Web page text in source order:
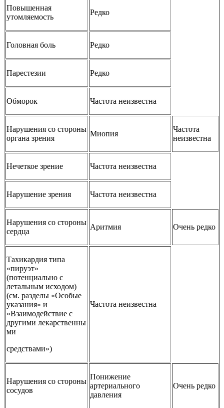
Повышенная
утомляемость
Редко
Головная боль Редко
Парестезии Редко
Обморок Частота неизвестна
Нарушения со стороны
органа зрения
Миопия
Частота
неизвестна
Нечеткое зрение Частота неизвестна
Нарушение зрения Частота неизвестна
Нарушения со стороны
сердца
Аритмия Очень редко
Тахикардия типа
«пируэт»
(потенциально с
летальным исходом)
(см. разделы «Особые
указания» и
«Взаимодействие с
другими лекарственны
ми
средствами»)
Частота неизвестна
Нарушения со стороны
сосудов
Понижение
артериального
давления
Очень редко